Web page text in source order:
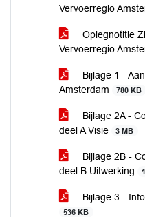
Vervoerregio
Oplegnotitie
Vervoerregio
Bijlage 1 -
Amsterdam
780 KB
Bijlage 2A -
deel A Visie
3 MB
Bijlage 2B -
deel B Uitwerking
Bijlage 3 -
536 KB